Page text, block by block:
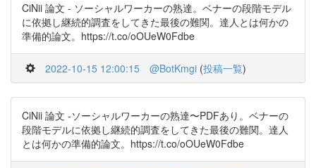
CiNii 論文 - ソーシャルワーカーの熟達。ベナーの段階モデル
に依拠し継続的調査をしてきた最後の難関。達人とは何かの
準備的論文。https://t.co/oOUeW0Fdbe
2022-10-15 12:00:15 @BotKmgi (投稿一覧)
CiNii 論文 -ソーシャルワーカーの熟達〜PDFあり。ベナーの
段階モデルに依拠し継続的調査をしてきた最後の難関。達人
とは何かの準備的論文。https://t.co/oOUeW0Fdbe